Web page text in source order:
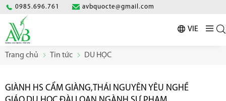
0985.696.761 avbquocte@gmail.com
VIE
Trang chủ Tin tức DU HỌC
GIÀNH HS CẨM GIÀNG,THÁI NGUYÊN YÊU NGHỀ